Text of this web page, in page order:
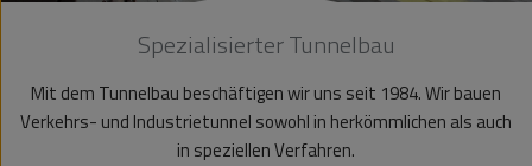
Spezialisierter Tunnelbau
Mit dem Tunnelbau beschäftigen wir uns seit 1984. Wir bauen
Verkehrs- und Industrietunnel sowohl in herkömmlichen als auch
in speziellen Verfahren.